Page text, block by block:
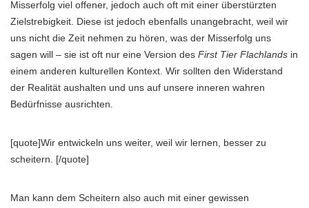
Misserfolg viel offener, jedoch auch oft mit einer überstürzten
Zielstrebigkeit. Diese ist jedoch ebenfalls unangebracht, weil wir
uns nicht die Zeit nehmen zu hören, was der Misserfolg uns
sagen will – sie ist oft nur eine Version des First Tier Flachlands in
einem anderen kulturellen Kontext. Wir sollten den Widerstand
der Realität aushalten und uns auf unsere inneren wahren
Bedürfnisse ausrichten.
[quote]Wir entwickeln uns weiter, weil wir lernen, besser zu
scheitern. [/quote]
Man kann dem Scheitern also auch mit einer gewissen